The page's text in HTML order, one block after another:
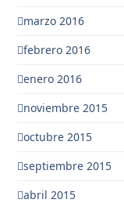
marzo 2016
febrero 2016
enero 2016
noviembre 2015
octubre 2015
septiembre 2015
abril 2015